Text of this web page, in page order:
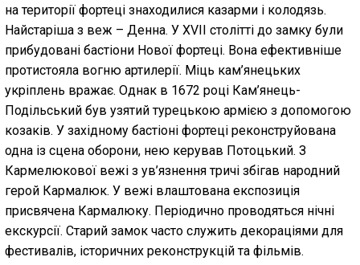
на території фортеці знаходилися казарми і колодязь.
Найстаріша з веж – Денна. У XVII столітті до замку були
прибудовані бастіони Нової фортеці. Вона ефективніше
протистояла вогню артилерії. Міць кам’янецьких
укріплень вражає. Однак в 1672 році Кам’янець-
Подільський був узятий турецькою армією з допомогою
козаків. У західному бастіоні фортеці реконструйована
одна із сцена оборони, нею керував Потоцький. З
Кармелюкової вежі з ув’язнення тричі збігав народний
герой Кармалюк. У вежі влаштована експозиція
присвячена Кармалюку. Періодично проводяться нічні
екскурсії. Старий замок часто служить декораціями для
фестивалів, історичних реконструкцій та фільмів.